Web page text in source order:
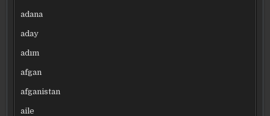
adana
aday
adım
afgan
afganistan
aile